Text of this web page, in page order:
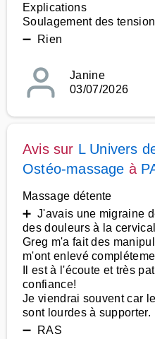
Explications
Soulagement des
➖ Rien
Janine
03/07/2026
Avis sur L Univers de
Ostéo-massage à
Massage détente
➕ J'avais une migraine
des douleurs à la
Greg m'a fait des
m'ont enlevé
Il est à l'écoute et très
confiance!
Je viendrai souvent car
sont lourdes à supporter.
➖ RAS